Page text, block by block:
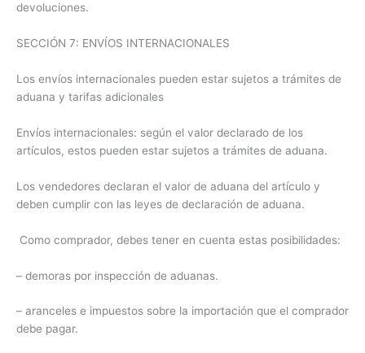
devoluciones.
SECCIÓN 7: ENVÍOS INTERNACIONALES
Los envíos internacionales pueden estar sujetos a trámites de
aduana y tarifas adicionales
Envíos internacionales: según el valor declarado de los
artículos, estos pueden estar sujetos a trámites de aduana.
Los vendedores declaran el valor de aduana del artículo y
deben cumplir con las leyes de declaración de aduana.
Como comprador, debes tener en cuenta estas posibilidades:
– demoras por inspección de aduanas.
– aranceles e impuestos sobre la importación que el comprador
debe pagar.